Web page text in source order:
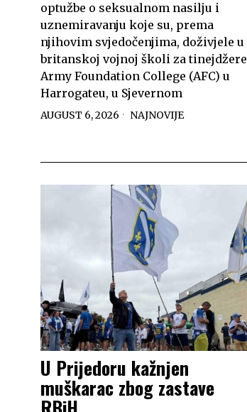
optužbe o seksualnom nasilju i
uznemiravanju koje su, prema
njihovim svjedočenjima, doživjele u
britanskoj vojnoj školi za tinejdžere
Army Foundation College (AFC) u
Harrogateu, u Sjevernom
AUGUST 6, 2026 NAJNOVIJE
U Prijedoru kažnjen
muškarac zbog zastave